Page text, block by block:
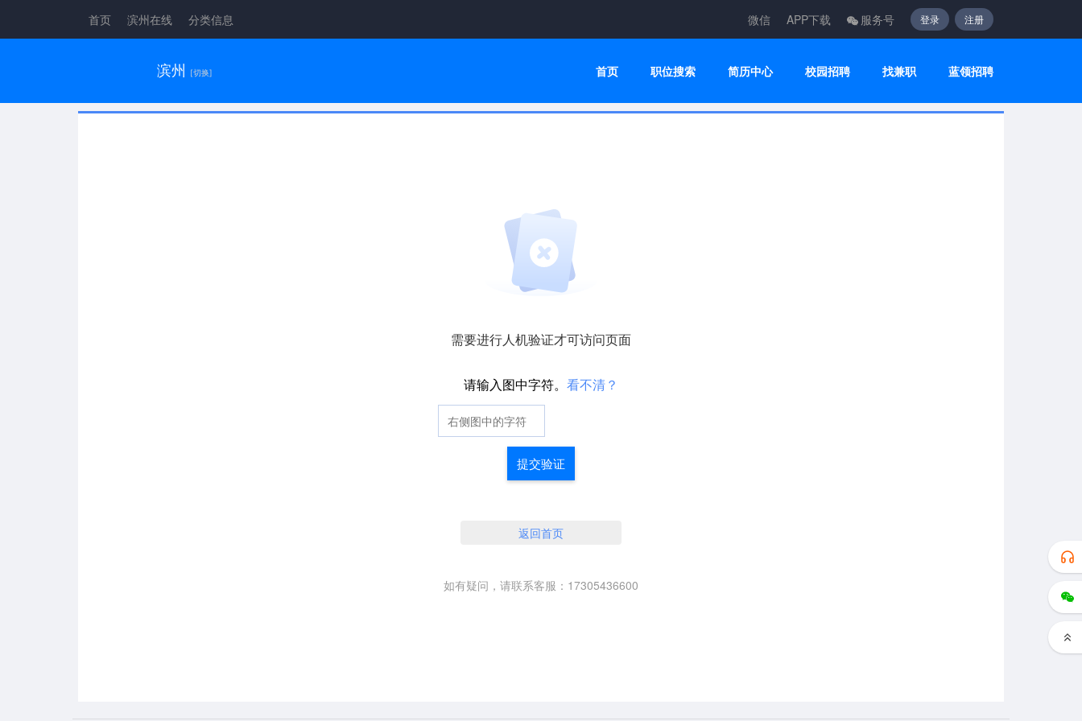
首页 滨州在线 分类信息 微信 APP下载 服务号 登录 注册
滨州 [切换] 首页 职位搜索 简历中心 校园招聘 找兼职 蓝领招聘
需要进行人机验证才可访问页面
请输入图中字符。 看不清？
提交验证
返回首页
如有疑问，请联系客服：17305436600